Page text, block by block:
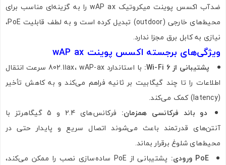
ضدآب اکسس پوینت میکروتیک wAP ax را به گزینه‌ای مناسب برای
محیط‌های خارجی (outdoor) تبدیل کرده است و به لطف قابلیت PoE،
نیازی به کابل برق مجزا ندارد.
ویژگی‌های برجسته اکسس پوینت wAP ax
پشتیبانی از Wi-Fi 6:
با استاندارد 802.11ax، wAP-ax سرعت انتقال
اطلاعات را تا چند گیگابیت بر ثانیه فراهم می‌کند و به کاهش تأخیر
(latency) کمک می‌کند.
دو باند فرکانسی همزمان:
فرکانس‌های 2.4 و 5 گیگاهرتز با
آنتن‌های قدرتمند باعث می‌شوند اتصال سریع و پایدار حتی در
محیط‌های شلوغ برقرار بماند.
PoE ورودی:
پشتیبانی از PoE ساده‌سازی نصب را ممکن می‌کند،